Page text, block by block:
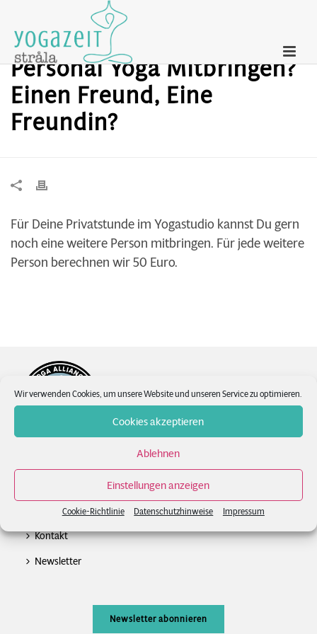
Wir verwenden Cookies, um unsere Website und unseren Service zu optimieren.
Cookies akzeptieren
Ablehnen
Einstellungen anzeigen
Cookie-Richtlinie Datenschutzhinweise Impressum
Kann Ich Jemanden Zum
Personal Yoga Mitbringen?
Einen Freund, Eine
Freundin?
Für Deine Privatstunde im Yogastudio kannst Du gern
noch eine weitere Person mitbringen. Für jede weitere
Person berechnen wir 50 Euro.
Kontakt
Newsletter
Newsletter abonnieren